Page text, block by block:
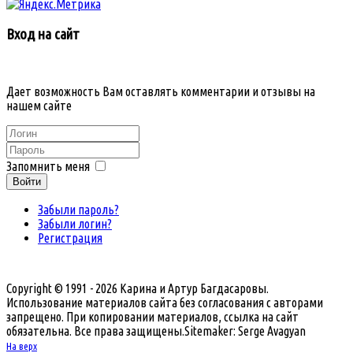
Вход на сайт
Дает возможность Вам оставлять комментарии и отзывы на
нашем сайте
Запомнить меня
Войти
Забыли пароль?
Забыли логин?
Регистрация
Copyright © 1991 - 2026 Карина и Артур Багдасаровы.
Использование материалов сайта без согласования с авторами
запрещено. При копировании материалов, ссылка на сайт
обязательна. Все права защищены.Sitemaker: Serge Avagyan
На верх